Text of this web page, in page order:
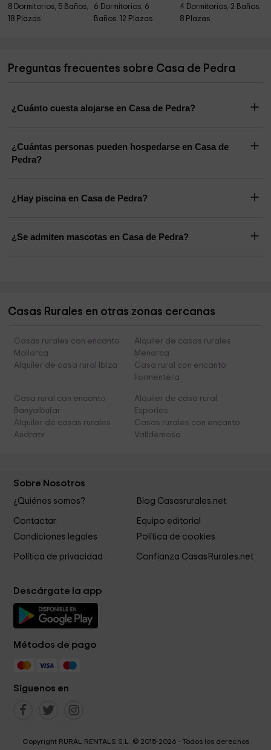
8 Dormitorios, 5 Baños,
18 Plazas
6 Dormitorios, 6
Baños, 12 Plazas
4 Dormitorios, 2 Baños,
8 Plazas
Preguntas frecuentes sobre Casa de Pedra
¿Cuánto cuesta alojarse en Casa de Pedra?
¿Cuántas personas pueden hospedarse en Casa de
Pedra?
¿Hay piscina en Casa de Pedra?
¿Se admiten mascotas en Casa de Pedra?
Casas Rurales en otras zonas cercanas
Casas rurales con encanto
Mallorca
Alquiler de casas rurales
Menorca
Alquiler de casa rural Ibiza
Casa rural con encanto
Formentera
Casa rural con encanto
Banyalbufar
Alquiler de casa rural
Esporles
Alquiler de casas rurales
Andratx
Casas rurales con encanto
Valldemosa
Sobre Nosotros
¿Quiénes somos? Blog Casasrurales.net
Contactar
Equipo editorial
Condiciones legales
Política de cookies
Política de privacidad Confianza CasasRurales.net
Descárgate la app
Métodos de pago
Síguenos en
Copyright RURAL RENTALS S.L. © 2015-2026 - Todos los derechos